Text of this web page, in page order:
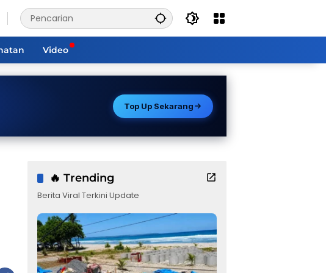
Video
Top Up Sekarang
🔥 Trending
Berita Viral Terkini Update